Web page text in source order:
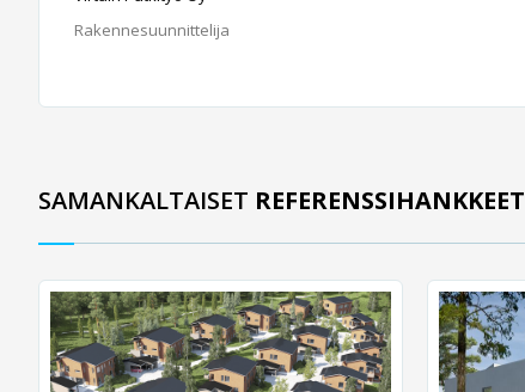
Rakennesuunnittelija
SAMANKALTAISET REFERENSSIHANKKEET